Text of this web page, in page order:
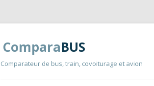
ComparaBUS
Comparateur de bus, train, covoiturage et avion